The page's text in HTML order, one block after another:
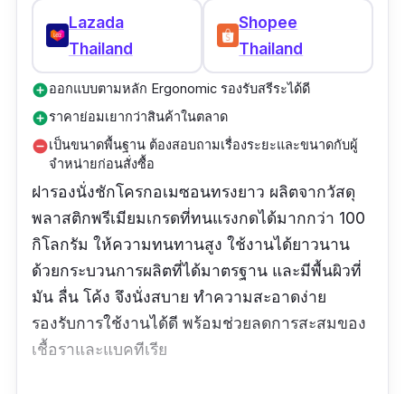
Lazada
Thailand
Shopee
Thailand
add_circleออกแบบตามหลัก Ergonomic รองรับสรีระได้ดี
add_circleราคาย่อมเยากว่าสินค้าในตลาด
remove_circleเป็นขนาดพื้นฐาน ต้องสอบถามเรื่องระยะและขนาดกับผู้
จำหน่ายก่อนสั่งซื้อ
ฝารองนั่งชักโครกอเมซอนทรงยาว ผลิตจากวัสดุ
พลาสติกพรีเมียมเกรดที่ทนแรงกดได้มากกว่า 100
กิโลกรัม ให้ความทนทานสูง ใช้งานได้ยาวนาน
ด้วยกระบวนการผลิตที่ได้มาตรฐาน และมีพื้นผิวที่
มัน ลื่น โค้ง จึงนั่งสบาย ทำความสะอาดง่าย
รองรับการใช้งานได้ดี พร้อมช่วยลดการสะสมของ
เชื้อราและแบคทีเรีย